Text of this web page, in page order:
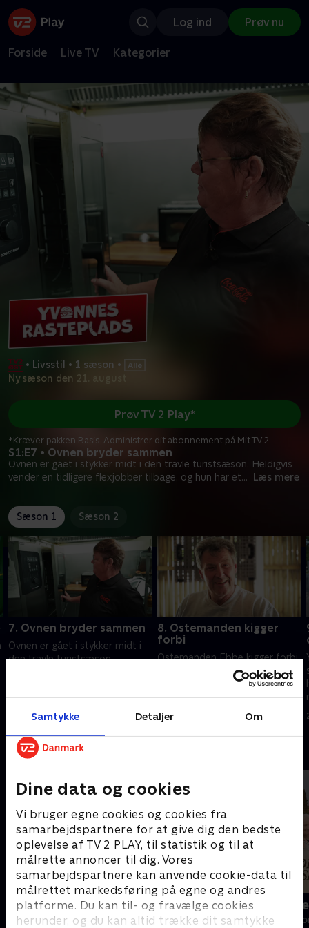
Samtykke Detaljer Om
Dine data og cookies
Vi bruger egne cookies og cookies fra
samarbejdspartnere for at give dig den bedste
oplevelse af TV 2 PLAY, til statistik og til at
målrette annoncer til dig. Vores
samarbejdspartnere kan anvende cookie-data til
målrettet markedsføring på egne og andres
platforme. Du kan til- og fravælge cookies
herunder, og du kan altid trække dit samtykke
Log ind Prøv nu
Forside Live TV Kategorier
• Livsstil • 1 sæson •
Ny sæson den 21. august
S1:E7 • Ovnen bryder sammen
Ovnen er gået i stykker midt i den travle turistsæson. Heldigvis
vender en tidligere flexjobber tilbage, og hun har et... Læs mere
Prøv TV 2 Play*
*Kræver pakken Basis. Administrer dit abonnement på Mit TV 2.
Sæson 1 Sæson 2
7. Ovnen bryder sammen
Ovnen er gået i stykker midt i
den travle turistsæson.
et godt råd til andre, som
søger flexjob.
8. Ostemanden kigger
forbi
Ostemanden Ebbe kigger forbi
med friske gamle forsyninger.
Og en af Yvonnes gamle
medarbejdere kigger forbi for
ostemad.
17. oktober 2025 • 9 min
Andre så også
Tabu - med Rune Klan
Livsstil • 3 sæsoner
Vi har købt
Livsstil • 3